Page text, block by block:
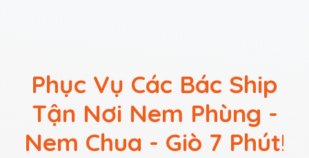
Phục Vụ Các Bác Ship
Tận Nơi Nem Phùng -
Nem Chua - Giò 7 Phút!